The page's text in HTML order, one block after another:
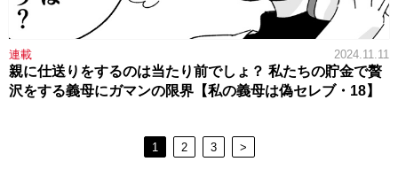
連載 2024.11.11
親に仕送りをするのは当たり前でしょ？ 私たちの貯金で贅
沢をする義母にガマンの限界【私の義母は偽セレブ・18】
1 2 3 >